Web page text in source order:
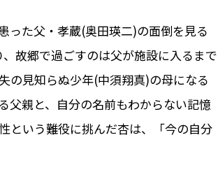
った父・孝蔵(奥田瑛二)の面倒を見る
故郷で過ごすのは父が施設に入るまで
の見知らぬ少年(中須翔真)の母になる
父親と、自分の名前もわからない記憶
という難役に挑んだ杏は、「今の自分